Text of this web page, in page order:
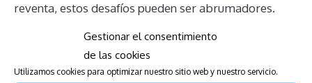
Gestionar el consentimiento
de las cookies
Utilizamos cookies para optimizar nuestro sitio web y nuestro servicio.
reventa, estos desafíos pueden ser abrumadores.
propiedad y la falta de información clara por parte
de la administración, y es fácil ver por qué muchos